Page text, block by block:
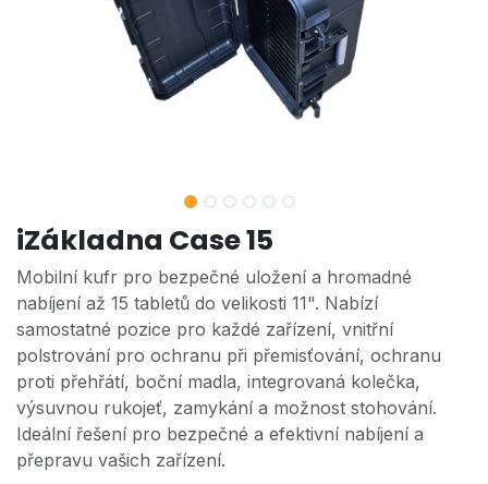
iZákladna Case 15
Mobilní kufr pro bezpečné uložení a hromadné
nabíjení až 15 tabletů do velikosti 11". Nabízí
samostatné pozice pro každé zařízení, vnitřní
polstrování pro ochranu při přemisťování, ochranu
proti přehřátí, boční madla, integrovaná kolečka,
výsuvnou rukojeť, zamykání a možnost stohování.
Ideální řešení pro bezpečné a efektivní nabíjení a
přepravu vašich zařízení.